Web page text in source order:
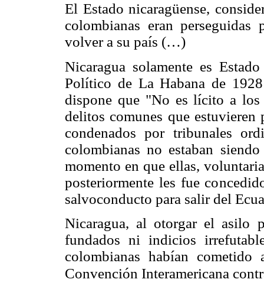
El Estado nicaragüense,
colombianas eran
volver a su país (…)
Nicaragua solamente es
Político de La Habana de
dispone que "No es lícito a
delitos comunes que
condenados por tribunales
colombianas no estaban
momento en que ellas,
posteriormente les fue
salvoconducto para salir del
Nicaragua, al otorgar el asilo
fundados ni indicios
colombianas habían
Convención Interamericana